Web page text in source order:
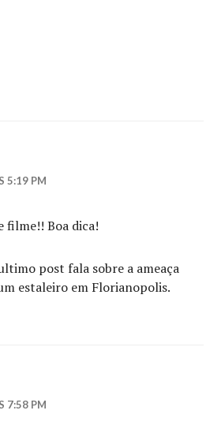
5:19 PM
filme!! Boa dica!
post fala sobre a ameaça
estaleiro em Florianopolis.
7:58 PM